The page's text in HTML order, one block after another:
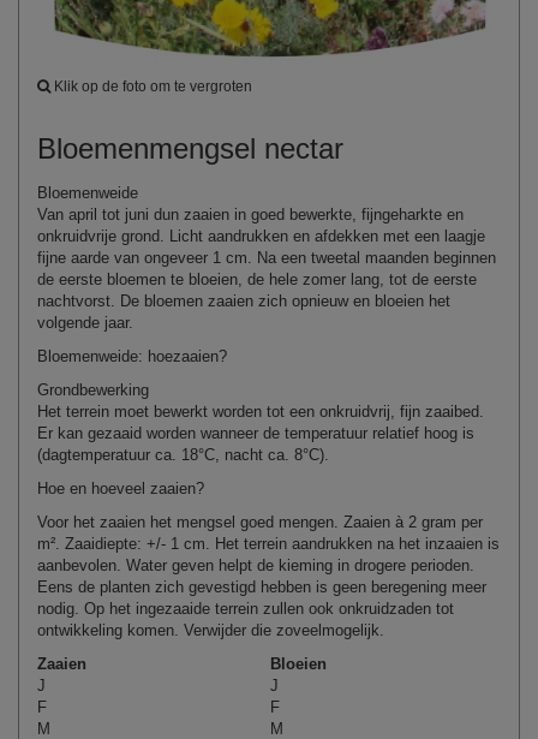
Klik op de foto om te vergroten
Bloemenmengsel nectar
Bloemenweide
Van april tot juni dun zaaien in goed bewerkte, fijngeharkte en
onkruidvrije grond. Licht aandrukken en afdekken met een laagje
fijne aarde van ongeveer 1 cm. Na een tweetal maanden beginnen
de eerste bloemen te bloeien, de hele zomer lang, tot de eerste
nachtvorst. De bloemen zaaien zich opnieuw en bloeien het
volgende jaar.
Bloemenweide: hoezaaien?
Grondbewerking
Het terrein moet bewerkt worden tot een onkruidvrij, fijn zaaibed.
Er kan gezaaid worden wanneer de temperatuur relatief hoog is
(dagtemperatuur ca. 18°C, nacht ca. 8°C).
Hoe en hoeveel zaaien?
Voor het zaaien het mengsel goed mengen. Zaaien à 2 gram per
m². Zaaidiepte: +/- 1 cm. Het terrein aandrukken na het inzaaien is
aanbevolen. Water geven helpt de kieming in drogere perioden.
Eens de planten zich gevestigd hebben is geen beregening meer
nodig. Op het ingezaaide terrein zullen ook onkruidzaden tot
ontwikkeling komen. Verwijder die zoveelmogelijk
Zaaien
Bloeien
J
J
F
F
M
M